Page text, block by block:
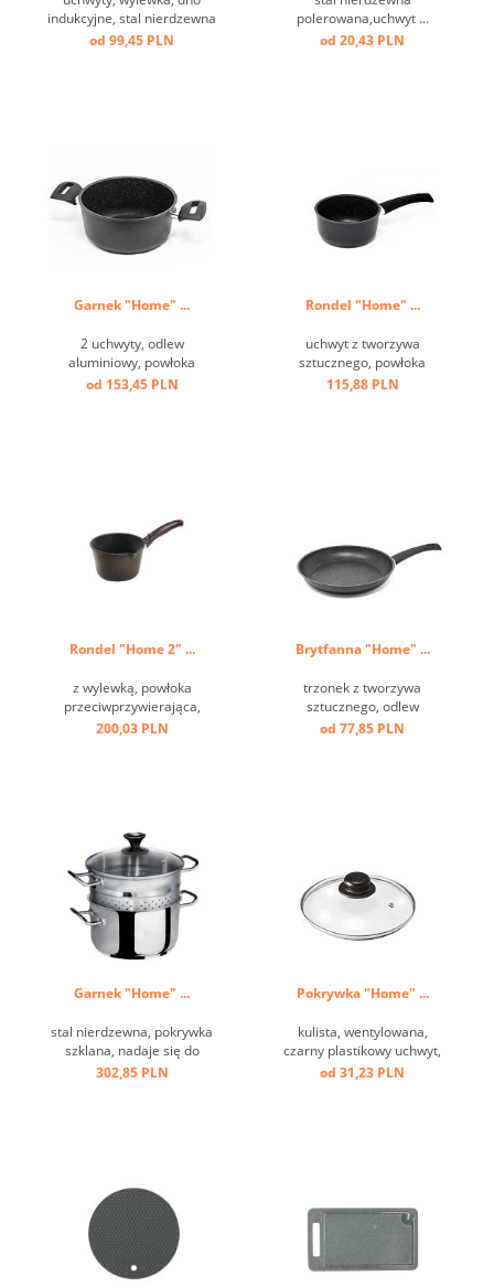
indukcyjne, stal nierdzewna
polerowana ...
od 99,45 PLN
polerowana,uchwyt ...
od 20,43 PLN
Garnek "Home" ...
2 uchwyty, odlew
aluminiowy, powłoka
przeciw przywierająca, dno
od 153,45 PLN
Rondel "Home" ...
uchwyt z tworzywa
sztucznego, powłoka
przeciw przwierająca ...
115,88 PLN
Rondel "Home 2" ...
z wylewką, powłoka
przeciwprzywierająca,
trzonek z tworzywa
200,03 PLN
Brytfanna "Home" ...
trzonek z tworzywa
sztucznego, odlew
aluminiowy, przeciw
od 77,85 PLN
Garnek "Home" ...
stal nierdzewna, pokrywka
szklana, nadaje się do
indukcji ...
302,85 PLN
Pokrywka "Home" ...
kulista, wentylowana,
czarny plastikowy uchwyt,
szkło, obręcz ze stali
od 31,23 PLN